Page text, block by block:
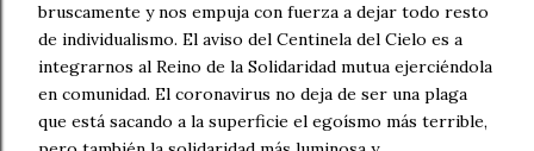
bruscamente y nos empuja con fuerza a dejar todo resto
de individualismo. El aviso del Centinela del Cielo es a
integrarnos al Reino de la Solidaridad mutua ejerciéndola
en comunidad. El coronavirus no deja de ser una plaga
que está sacando a la superficie el egoísmo más terrible,